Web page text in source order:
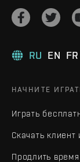
RU EN FR
НАЧНИТЕ
Играть
Скачать клиент
Продлить